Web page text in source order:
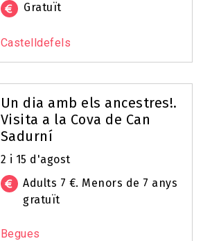
Gratuït
Castelldefels
Un dia amb els ancestres!.
Visita a la Cova de Can
Sadurní
2 i 15 d'agost
Adults 7 €. Menors de 7 anys
gratuït
Begues